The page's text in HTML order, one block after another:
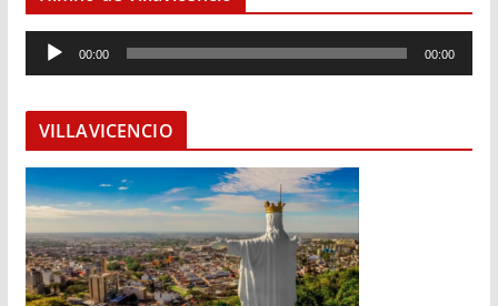
e
o
d
u
c
t
o
00:00 00:00
VILLAVICENCIO